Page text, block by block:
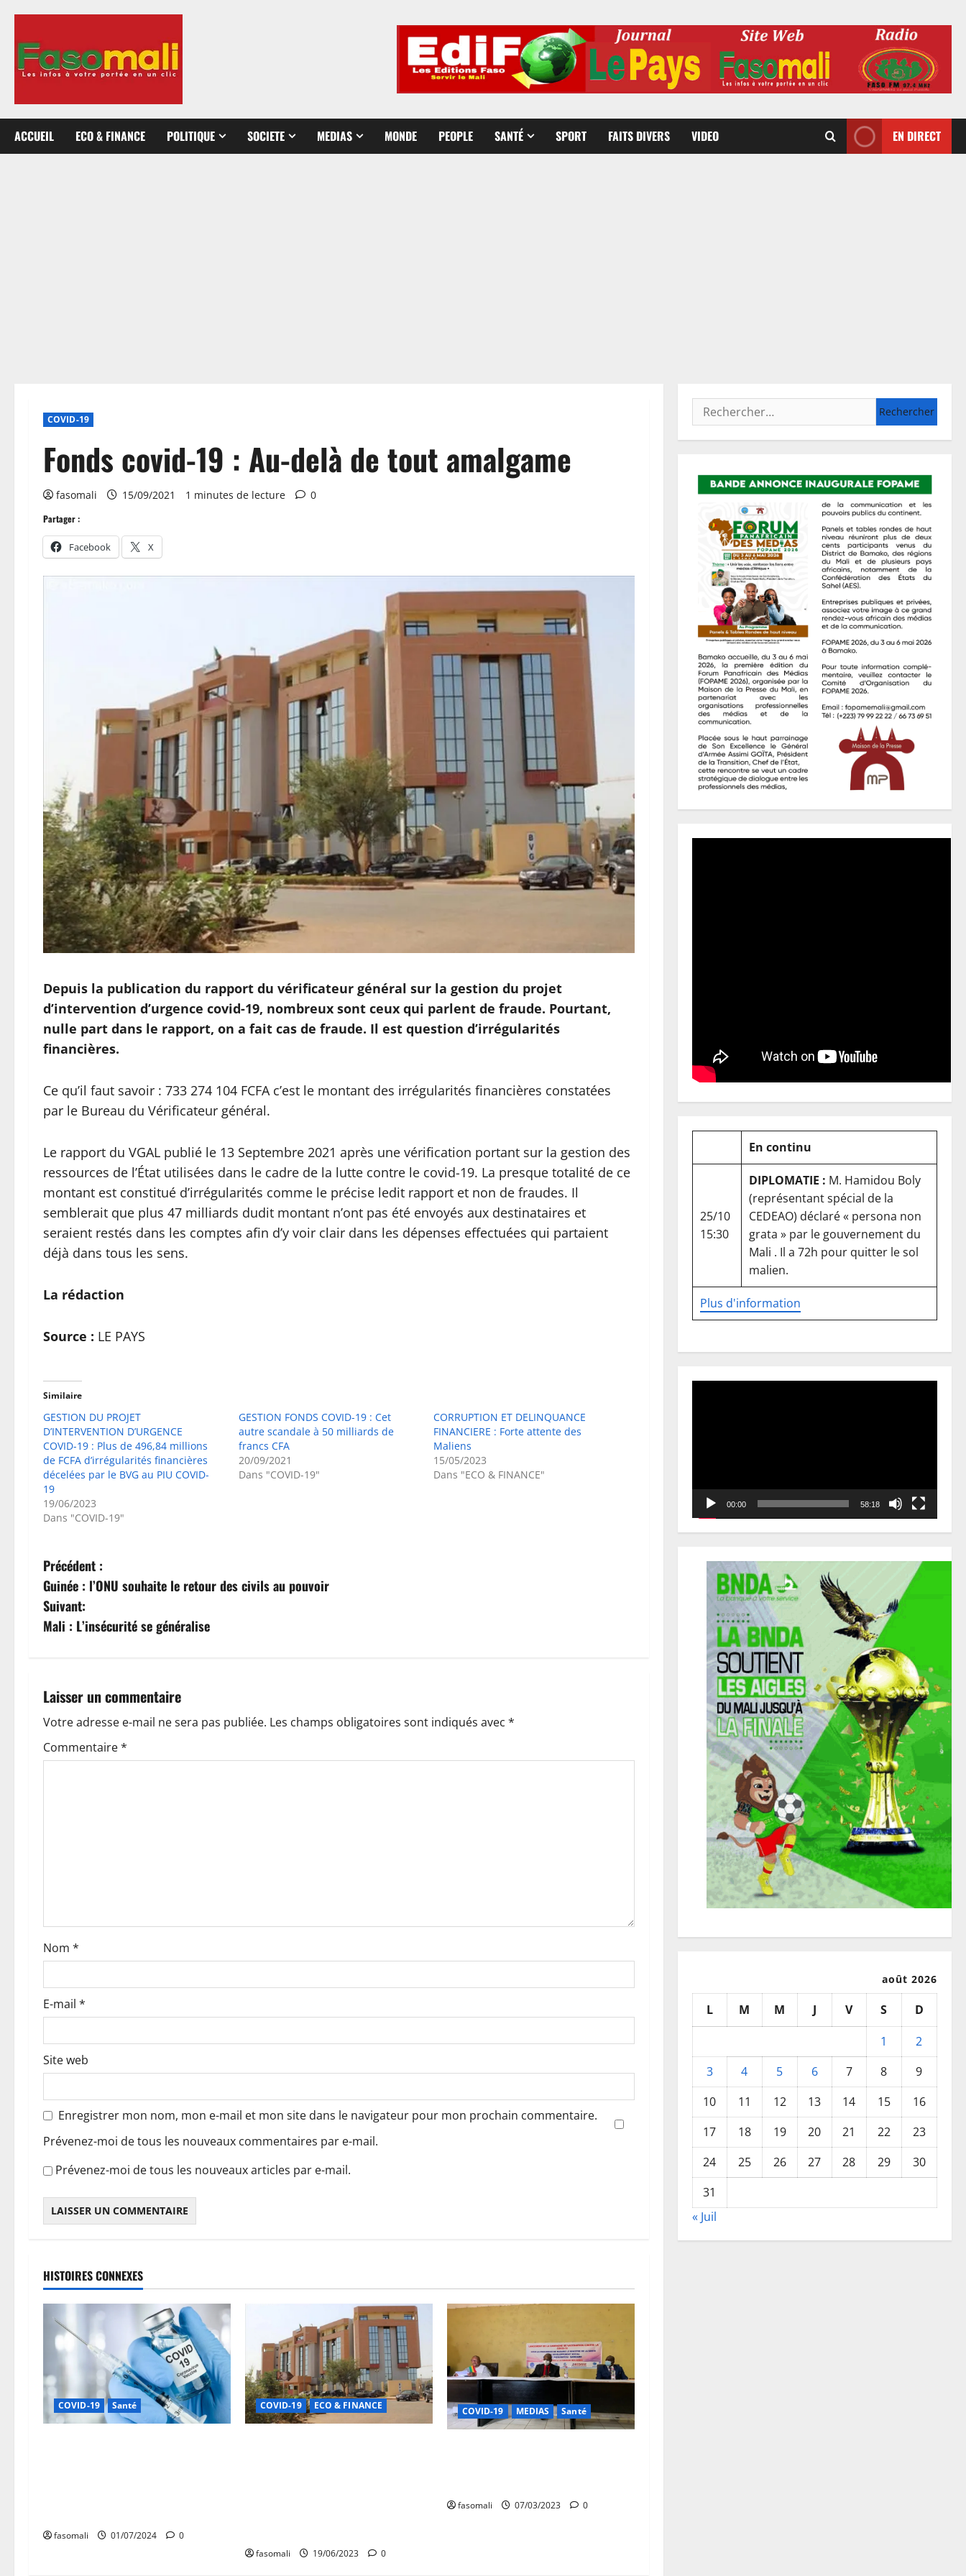
contenu
ACCUEIL ECO & FINANCE POLITIQUE SOCIETE MEDIAS MONDE PEOPLE SANTÉ SPORT FAITS DIVERS VIDEO EN DIRECT
COVID-19
Fonds covid-19 : Au-delà de tout amalgame
fasomali 15/09/2021 1 minutes de lecture 0
Partager :
Facebook X
Depuis la publication du rapport du vérificateur général sur la gestion du projet
d’intervention d’urgence covid-19, nombreux sont ceux qui parlent de fraude. Pourtant,
nulle part dans le rapport, on a fait cas de fraude. Il est question d’irrégularités
financières.
Ce qu’il faut savoir : 733 274 104 FCFA c’est le montant des irrégularités financières constatées
par le Bureau du Vérificateur général.
Le rapport du VGAL publié le 13 Septembre 2021 après une vérification portant sur la gestion des
ressources de l’État utilisées dans le cadre de la lutte contre le covid-19. La presque totalité de ce
montant est constitué d’irrégularités comme le précise ledit rapport et non de fraudes. Il
semblerait que plus 47 milliards dudit montant n’ont pas été envoyés aux destinataires et
seraient restés dans les comptes afin d’y voir clair dans les dépenses effectuées qui partaient
déjà dans tous les sens.
La rédaction
Source : LE PAYS
Similaire
GESTION DU PROJET
D’INTERVENTION D’URGENCE
COVID-19 : Plus de 496,84 millions
de FCFA d’irrégularités financières
décelées par le BVG au PIU COVID-
19
19/06/2023
Dans "COVID-19"
GESTION FONDS COVID-19 : Cet
autre scandale à 50 milliards de
francs CFA
20/09/2021
Dans "COVID-19"
CORRUPTION ET DELINQUANCE
FINANCIERE : Forte attente des
Maliens
15/05/2023
Dans "ECO & FINANCE"
N
a
v
g
a
t
a
r
t
i
c
l
e
Précédent :
Guinée : l’ONU souhaite le retour des civils au pouvoir
Suivant:
Mali : L’insécurité se généralise
Laisser un commentaire
Votre adresse e-mail ne sera pas publiée. Les champs obligatoires sont indiqués avec *
Commentaire*
Nom *
E-mail *
Site web
Enregistrer mon nom, mon e-mail et mon site dans le navigateur pour mon prochain commentaire.
Prévenez-moi de tous les nouveaux commentaires par e-mail.
Prévenez-moi de tous les nouveaux articles par e-mail.
HISTOIRES CONNEXES
COVID-19 Santé
fasomali 01/07/2024 0
COVID-19 ECO & FINANCE
fasomali 19/06/2023 0
COVID-19 MEDIAS Santé
fasomali 07/03/2023 0
Rechercher :
En continu
Plus d'information
25/10
15:30
DIPLOMATIE : M. Hamidou Boly
(représentant spécial de la
CEDEAO) déclaré « persona non
grata » par le gouvernement du
Mali . Il a 72h pour quitter le sol
malien.
00:00 58:18
août 2026
L M M J V S
D
1
2
3
4 5 6 7 8
9
10
11 12 13 14 15
16
17
18 19 20 21 22
23
24
25 26 27 28 29
30
31
« Juil